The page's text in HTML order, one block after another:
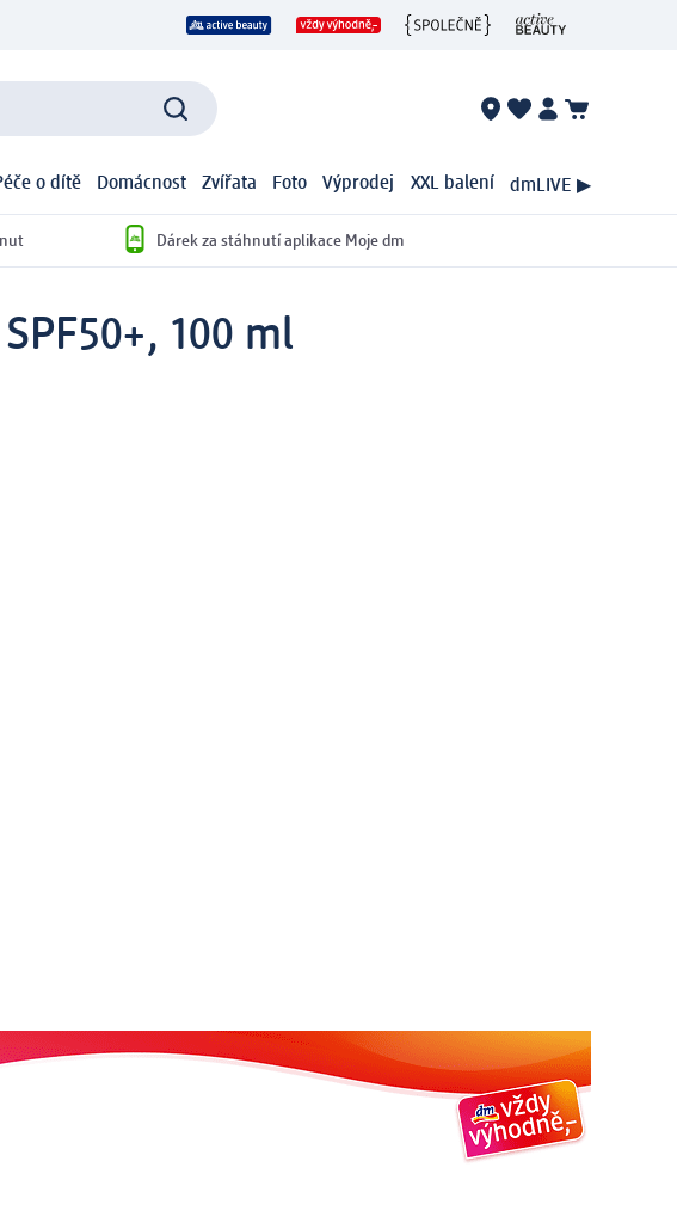
o dítě Domácnost Zvířata Foto Výprodej XXL balení dmLIVE ▶
Dárek za stáhnutí aplikace Moje dm
100 ml